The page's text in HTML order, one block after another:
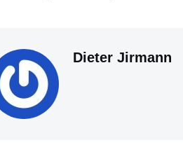
Dieter Jirmann